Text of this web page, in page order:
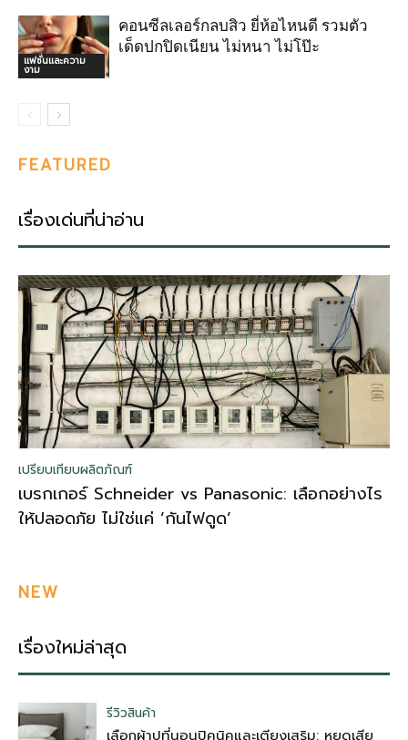
แฟชั่นและความ
งาม
คอนซีลเลอร์กลบสิว ยี่ห้อไหนดี รวมตัว
เด็ดปกปิดเนียน ไม่หนา ไม่โป๊ะ
FEATURED
เรื่องเด่นที่น่าอ่าน
เปรียบเทียบผลิตภัณฑ์
เบรกเกอร์ Schneider vs Panasonic: เลือกอย่างไร
ให้ปลอดภัย ไม่ใช่แค่ ‘กันไฟดูด’
NEW
เรื่องใหม่ล่าสุด
รีวิวสินค้า
เลือกผ้าปูที่นอนปิคนิคและเตียงเสริม: หยุดเสีย